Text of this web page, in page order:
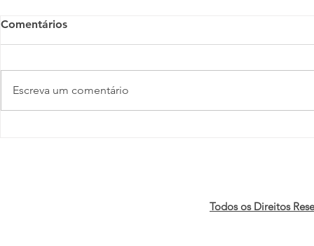
Comentários
Escreva um comentário
Todos os Direitos